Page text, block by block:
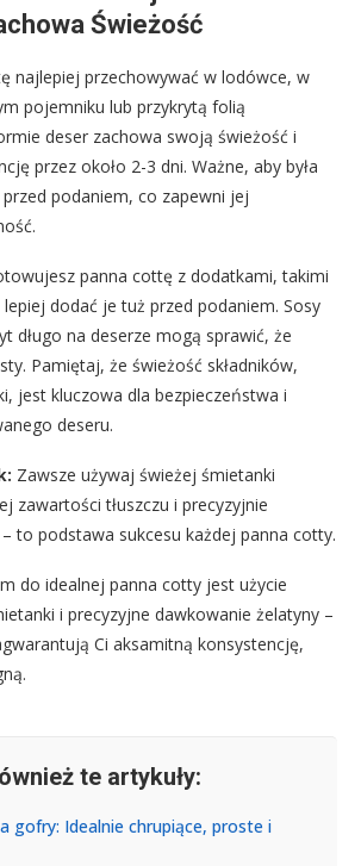
Świeżość
najlepiej przechowywać w lodówce, w
pojemniku lub przykrytą folią
deser zachowa swoją świeżość i
przez około 2-3 dni. Ważne, aby była
podaniem, co zapewni jej
panna cottę z dodatkami, takimi
dodać je tuż przed podaniem. Sosy
długo na deserze mogą sprawić, że
Pamiętaj, że świeżość składników,
jest kluczowa dla bezpieczeństwa i
deseru.
Zawsze używaj świeżej śmietanki
zawartości tłuszczu i precyzyjnie
to podstawa sukcesu każdej panna cotty.
do idealnej panna cotty jest użycie
i precyzyjne dawkowanie żelatyny –
Ci aksamitną konsystencję,
te artykuły:
gofry: Idealnie chrupiące, proste i